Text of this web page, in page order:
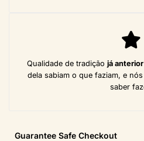
Qualidade de tradição já
dela sabiam o que faziam, e
saber
Guarantee Safe Checkout